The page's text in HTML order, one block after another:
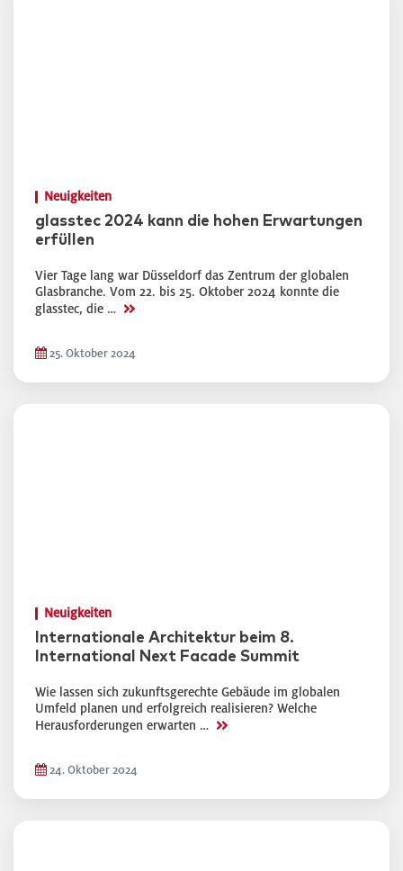
Neuigkeiten
glasstec 2024 kann die hohen Erwartungen
erfüllen
Vier Tage lang war Düsseldorf das Zentrum der globalen
Glasbranche. Vom 22. bis 25. Oktober 2024 konnte die
glasstec, die … >>
25. Oktober 2024
Neuigkeiten
Internationale Architektur beim 8.
International Next Facade Summit
Wie lassen sich zukunftsgerechte Gebäude im globalen
Umfeld planen und erfolgreich realisieren? Welche
Herausforderungen erwarten … >>
24. Oktober 2024